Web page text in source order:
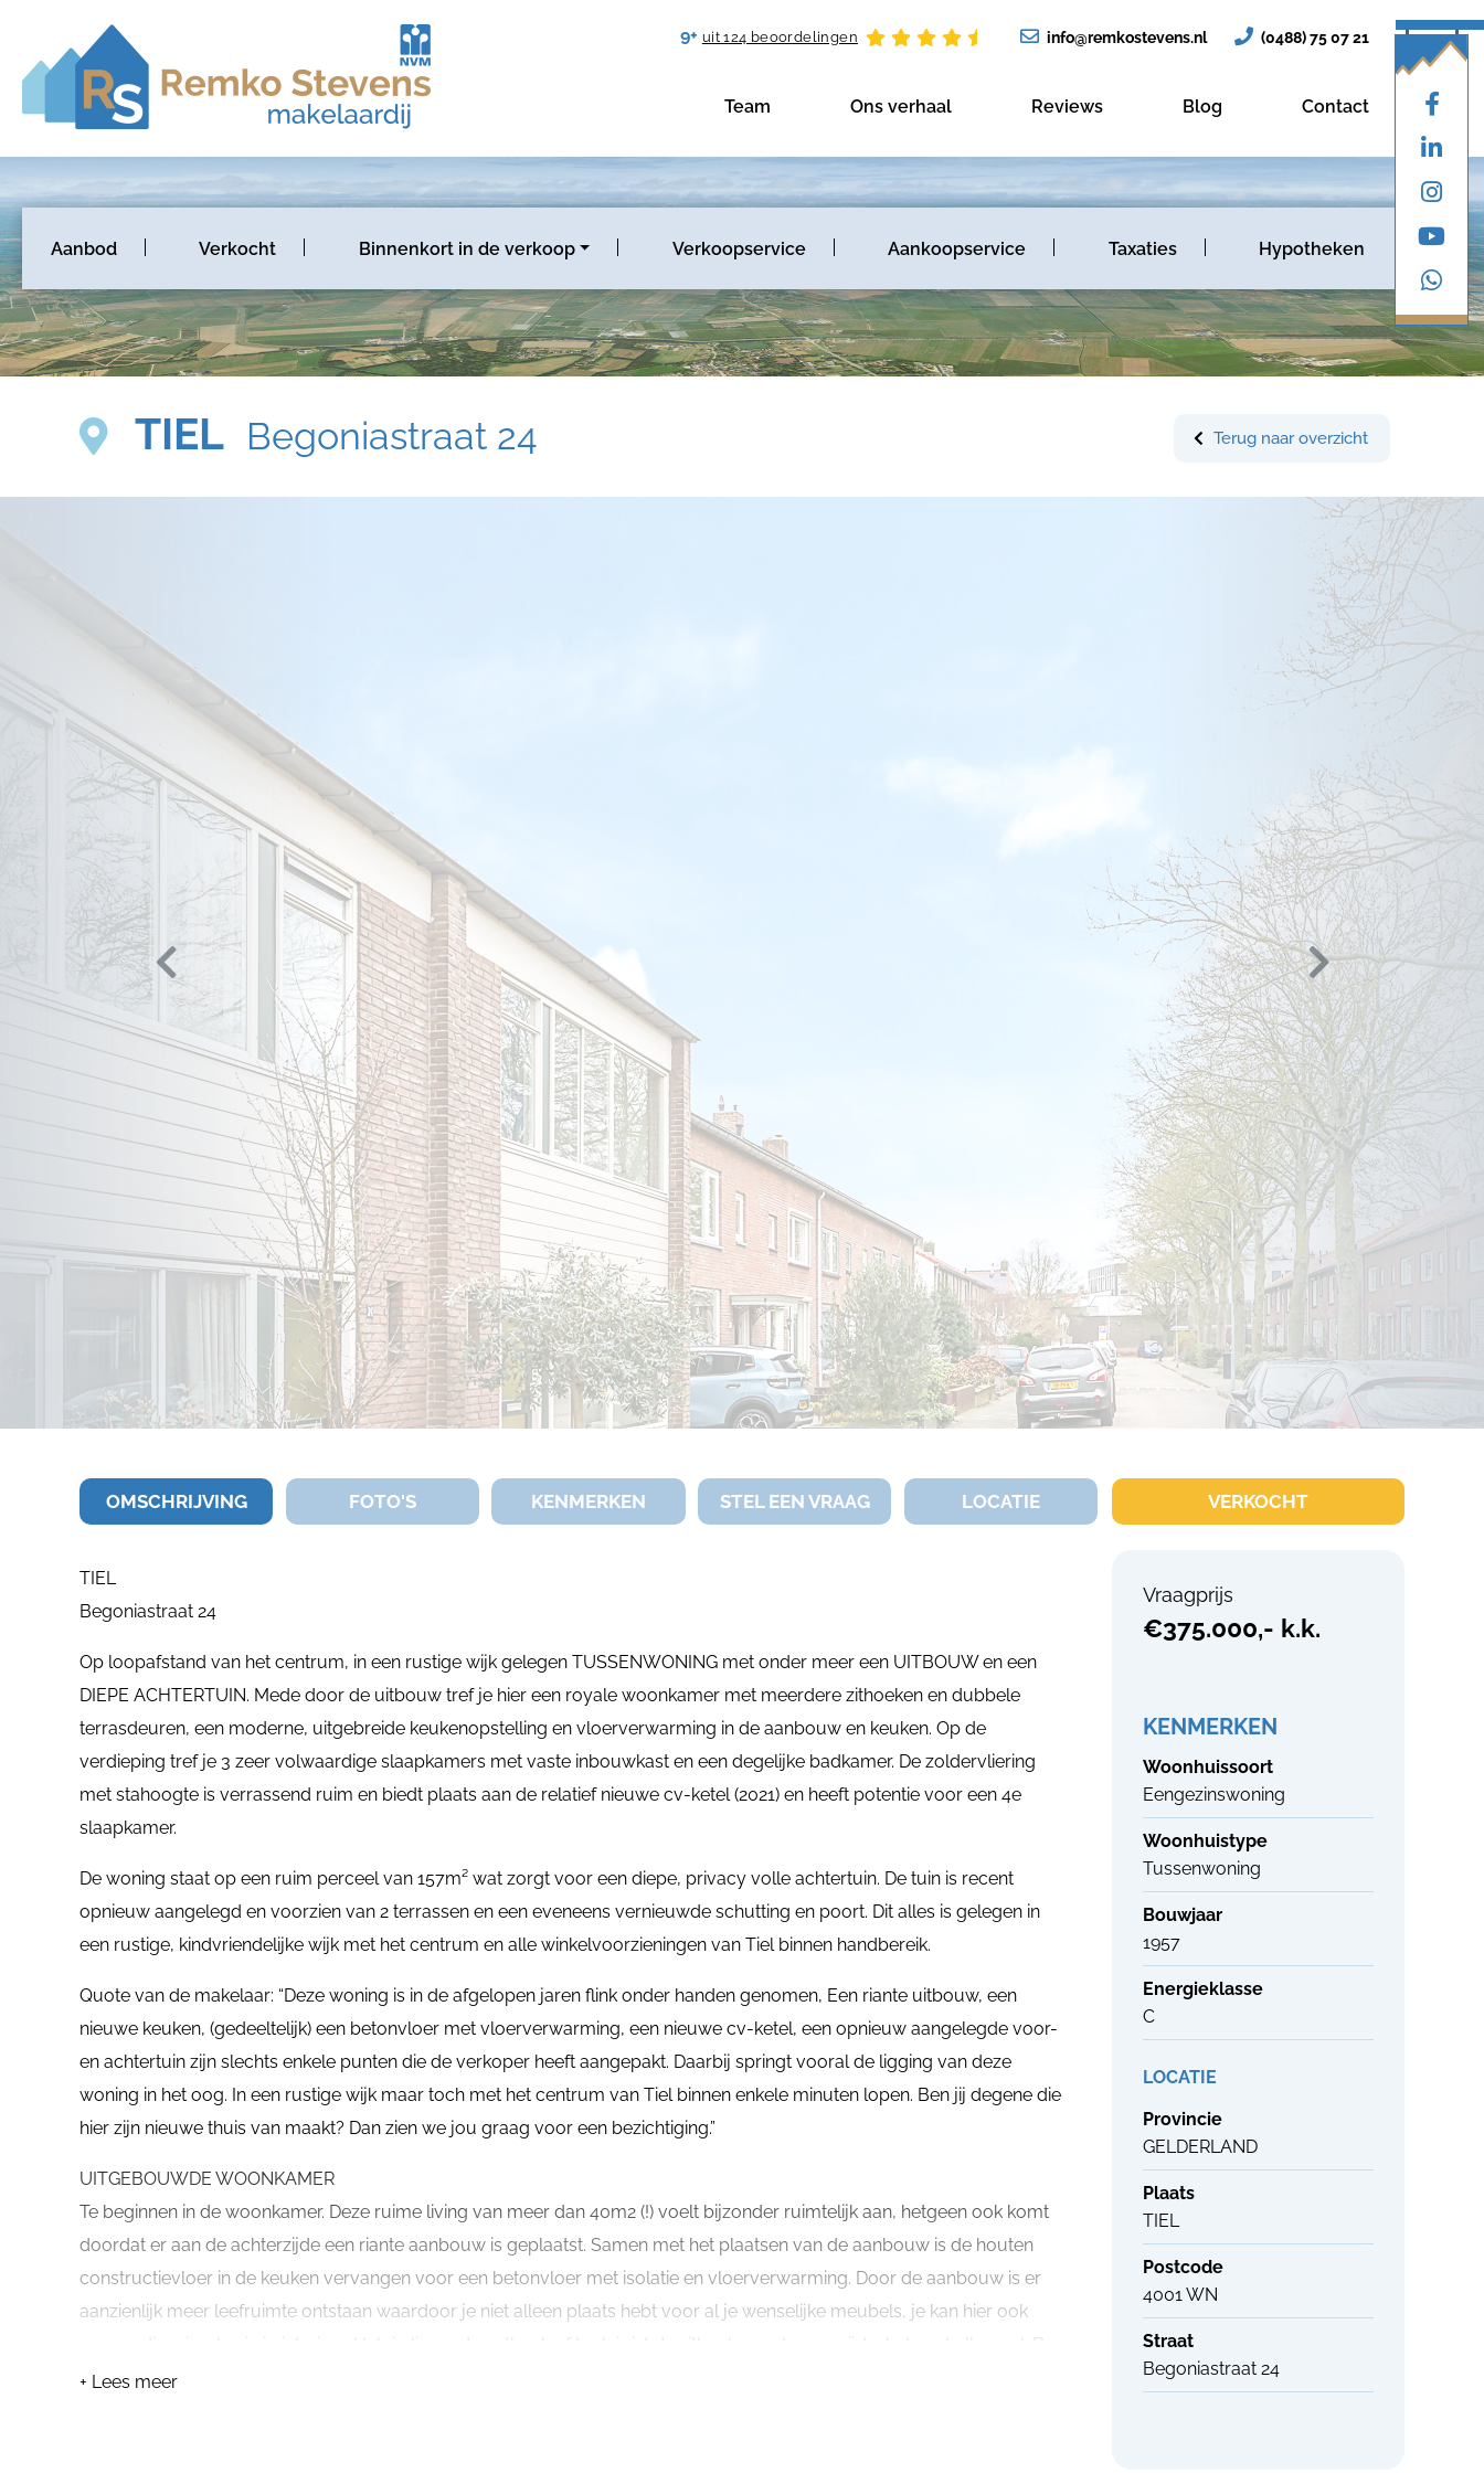
9+ uit 124 beoordelingen info@remkostevens.nl (0488) 75 07 21
Team Ons verhaal Reviews Blog Contact
Aanbod Verkocht Binnenkort in de verkoop Verkoopservice Aankoopservice Taxaties Hypotheken
Terug naar overzicht
TIEL Begoniastraat 24
Vraagprijs
€375.000,- k.k.
VERKOCHT
KENMERKEN
Woonhuissoort
Eengezinswoning
Woonhuistype
Tussenwoning
Bouwjaar
1957
Energieklasse
C
LOCATIE
Provincie
GELDERLAND
Plaats
TIEL
Postcode
4001 WN
Straat
Begoniastraat 24
OMSCHRIJVING FOTO'S KENMERKEN STEL EEN VRAAG LOCATIE
TIEL
Begoniastraat 24
Op loopafstand van het centrum, in een rustige wijk gelegen TUSSENWONING met onder meer een UITBOUW en een
DIEPE ACHTERTUIN. Mede door de uitbouw tref je hier een royale woonkamer met meerdere zithoeken en dubbele
terrasdeuren, een moderne, uitgebreide keukenopstelling en vloerverwarming in de aanbouw en keuken. Op de
verdieping tref je 3 zeer volwaardige slaapkamers met vaste inbouwkast en een degelijke badkamer. De zoldervliering
met stahoogte is verrassend ruim en biedt plaats aan de relatief nieuwe cv-ketel (2021) en heeft potentie voor een 4e
slaapkamer.
De woning staat op een ruim perceel van 157m² wat zorgt voor een diepe, privacy volle achtertuin. De tuin is recent
opnieuw aangelegd en voorzien van 2 terrassen en een eveneens vernieuwde schutting en poort. Dit alles is gelegen in
een rustige, kindvriendelijke wijk met het centrum en alle winkelvoorzieningen van Tiel binnen handbereik.
Quote van de makelaar: “Deze woning is in de afgelopen jaren flink onder handen genomen, Een riante uitbouw, een
nieuwe keuken, (gedeeltelijk) een betonvloer met vloerverwarming, een nieuwe cv-ketel, een opnieuw aangelegde voor-
en achtertuin zijn slechts enkele punten die de verkoper heeft aangepakt. Daarbij springt vooral de ligging van deze
woning in het oog. In een rustige wijk maar toch met het centrum van Tiel binnen enkele minuten lopen. Ben jij degene die
hier zijn nieuwe thuis van maakt? Dan zien we jou graag voor een bezichtiging.”
UITGEBOUWDE WOONKAMER
Te beginnen in de woonkamer. Deze ruime living van meer dan 40m2 (!) voelt bijzonder ruimtelijk aan, hetgeen ook komt
doordat er aan de achterzijde een riante aanbouw is geplaatst. Samen met het plaatsen van de aanbouw is de houten
constructievloer in de keuken vervangen voor een betonvloer met isolatie en vloerverwarming. Door de aanbouw is er
aanzienlijk meer leefruimte ontstaan waardoor je niet alleen plaats hebt voor al je wenselijke meubels, je kan hier ook
eenvoudig wisselen in je interieur. Heb je liever de eethoek of toch juist de zithoek aan de voorzijde, het past allemaal. De
glaspui tot aan de grond met daarin dubbele terrasdeuren zorgen ervoor dat je in de zomerdag zo de tuin in loopt.
+ Lees meer